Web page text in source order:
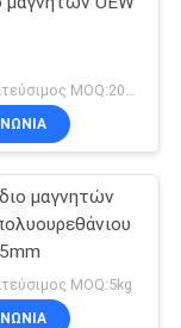
μαγνητών
MOQ:5kg